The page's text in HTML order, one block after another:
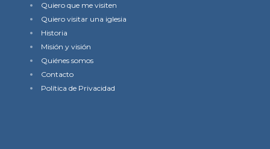
Quiero que me visiten
Quiero visitar una iglesia
Historia
Misión y visión
Quiénes somos
Contacto
Política de Privacidad